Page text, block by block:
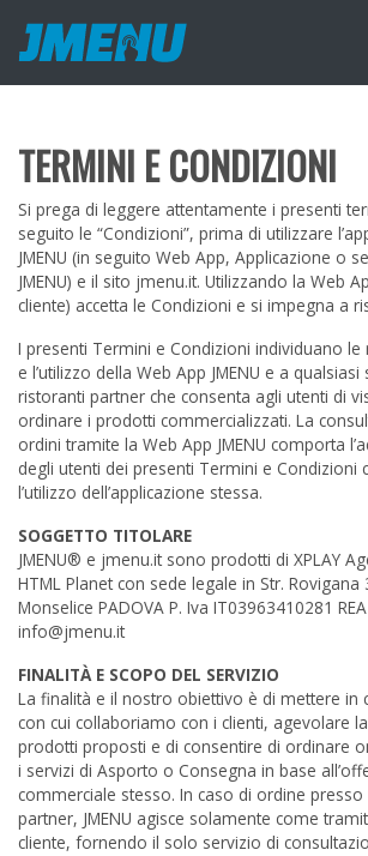
TERMINI E CONDIZIONI
Si prega di leggere attentamente i presenti
seguito le “Condizioni”, prima di utilizzare
JMENU (in seguito Web App, Applicazione o
JMENU) e il sito jmenu.it. Utilizzando la Web
cliente) accetta le Condizioni e si impegna a
I presenti Termini e Condizioni individuano le
e l’utilizzo della Web App JMENU e a
ristoranti partner che consenta agli utenti di
ordinare i prodotti commercializzati. La
ordini tramite la Web App JMENU comporta
degli utenti dei presenti Termini e Condizioni
l’utilizzo dell’applicazione stessa.
SOGGETTO TITOLARE
JMENU® e jmenu.it sono prodotti di XPLAY
HTML Planet con sede legale in Str. Rovigana
Monselice PADOVA P. Iva IT03963410281
info@jmenu.it
FINALITÀ E SCOPO DEL SERVIZIO
La finalità e il nostro obiettivo è di mettere in
con cui collaboriamo con i clienti, agevolare
prodotti proposti e di consentire di ordinare
i servizi di Asporto o Consegna in base
commerciale stesso. In caso di ordine
partner, JMENU agisce solamente come
cliente, fornendo il solo servizio di